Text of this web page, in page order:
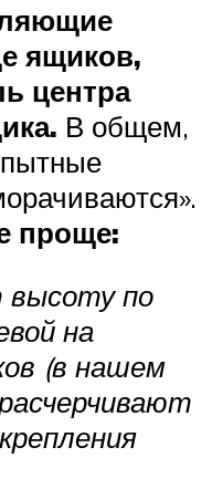
ящиков,
центра
В общем,
проще:
высоту по
на
(в нашем